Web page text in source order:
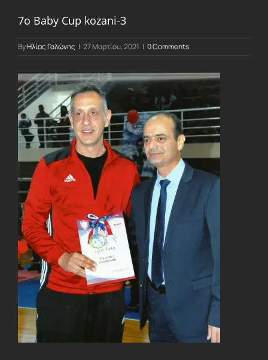
7o Baby Cup kozani-3
ByΗλίας Γαλώνης | 27 Μαρτίου, 2021 | 0 Comments